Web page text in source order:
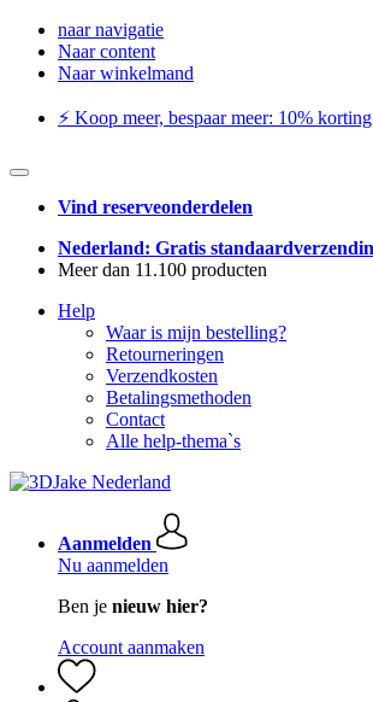
naar navigatie
Naar content
Naar winkelmand
⚡️ Koop meer, bespaar meer: ​​10%
Vind reserveonderdelen
Nederland: Gratis
Meer dan 11.100 producten
Help
Waar is mijn bestelling?
Retourneringen
Verzendkosten
Betalingsmethoden
Contact
Alle help-thema`s
Aanmelden
Nu aanmelden
Ben je nieuw hier?
Account aanmaken